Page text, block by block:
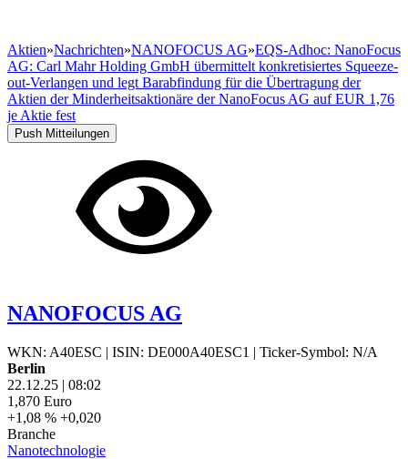
Aktien»Nachrichten»NANOFOCUS AG»EQS-Adhoc: NanoFocus
AG: Carl Mahr Holding GmbH übermittelt konkretisiertes Squeeze-
out-Verlangen und legt Barabfindung für die Übertragung der
Aktien der Minderheitsaktionäre der NanoFocus AG auf EUR 1,76
je Aktie fest
Push Mitteilungen
NANOFOCUS AG
WKN: A40ESC | ISIN: DE000A40ESC1 | Ticker-Symbol: N/A
Berlin
22.12.25 | 08:02
1,870 Euro
+1,08 % +0,020
Branche
Nanotechnologie